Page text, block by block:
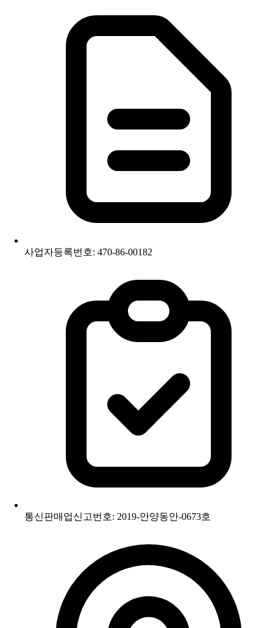
사업자등록번호: 470-86-00182
통신판매업신고번호: 2019-안양동안-0673호